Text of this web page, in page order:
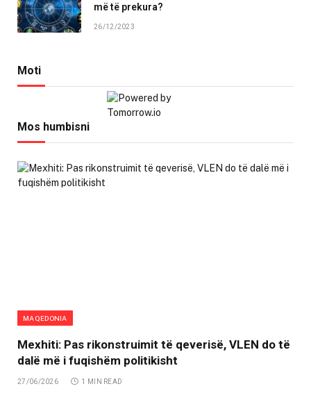
më të prekura?
26/12/2023
Moti
Mos humbisni
MAQEDONIA
Mexhiti: Pas rikonstruimit të qeverisë, VLEN do të
dalë më i fuqishëm politikisht
27/06/2026 1 MIN READ